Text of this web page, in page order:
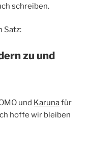
schreiben.
Satz:
zu und
und Karunafür
hoffe wir bleiben